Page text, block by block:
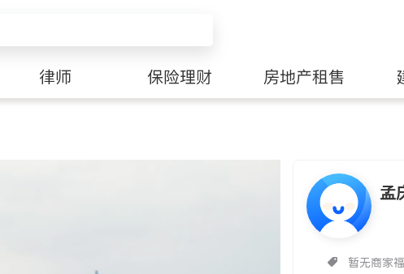
律师 保险理财 房地产租售
孟
暂无商家